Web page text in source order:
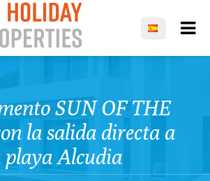
SUN OF THE
la salida directa a
playa Alcudia